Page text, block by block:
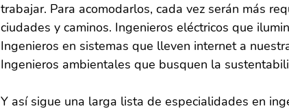
trabajar. Para acomodarlos, cada vez serán más
ciudades y caminos. Ingenieros eléctricos que
Ingenieros en sistemas que lleven internet a
Ingenieros ambientales que busquen la
Y así sigue una larga lista de especialidades en